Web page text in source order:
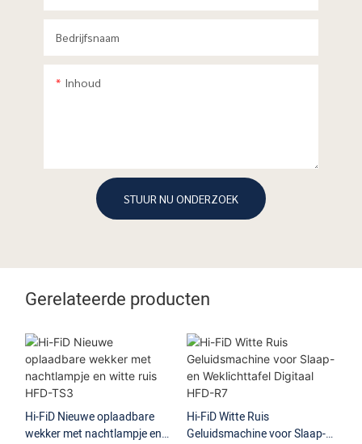
Bedrijfsnaam
Inhoud
STUUR NU ONDERZOEK
Gerelateerde producten
Hi-FiD Nieuwe oplaadbare
wekker met nachtlampje en
Hi-FiD Witte Ruis
Geluidsmachine voor Slaap-